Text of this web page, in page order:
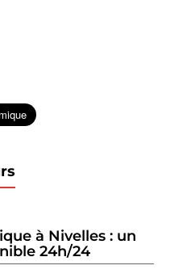
à Nivelles : un
24h/24